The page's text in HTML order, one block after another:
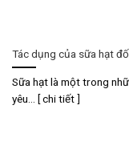
Tác dụng của sữa hạt
Sữa hạt là một trong
yêu... [ chi tiết ]